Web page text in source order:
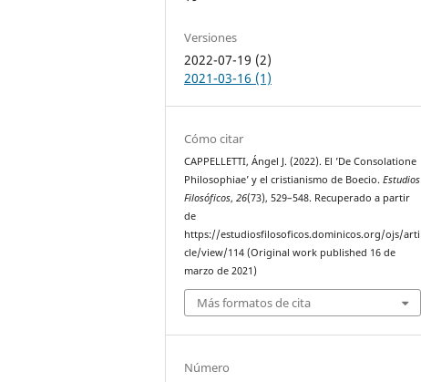
Versiones
2022-07-19 (2)
2021-03-16 (1)
Cómo citar
CAPPELLETTI, Ángel J. (2022). El ’De Consolatione
Philosophiae’ y el cristianismo de Boecio.Estudios
Filosóficos,26(73), 529–548. Recuperado a partir
de
https://estudiosfilosoficos.dominicos.org/ojs/arti
cle/view/114 (Original work published 16 de
marzo de 2021)
Más formatos de cita
Número